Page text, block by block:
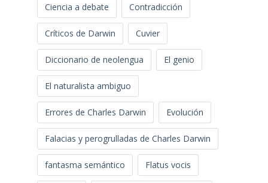
Ciencia a debate Contradicción
Críticos de Darwin Cuvier
Diccionario de neolengua El genio
El naturalista ambiguo
Errores de Charles Darwin Evolución
Falacias y perogrulladas de Charles Darwin
fantasma semántico Flatus vocis